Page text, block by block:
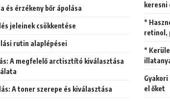
és érzékeny bőr ápolása
jeleinek csökkentése
rutin alaplépései
A toner szerepe és kiválasztása
keresni
* Hasznos összetevők: Hialuronsav, C-vitamin,
retinol,
* Kerülendő összetevők: Parabének, szulfátok,
el őket